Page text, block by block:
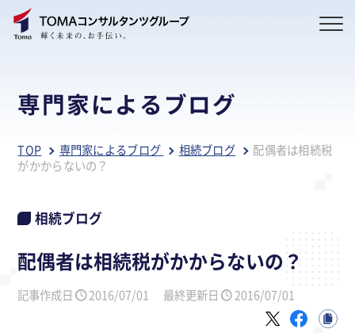
専門家によるブログ
TOP 専門家によるブログ 相続ブログ
配偶者は相続税
がかからないの？
相続ブログ
配偶者は相続税がかからないの？
記事作成日 2016/07/01 最終更新日 2016/07/01